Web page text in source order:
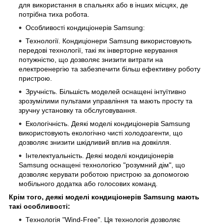
для використання в спальнях або в інших місцях, де
потрібна тиха робота.
Особливості кондиціонерів Samsung:
Технології. Кондиціонери Samsung використовують
передові технології, такі як інверторне керування
потужністю, що дозволяє знизити витрати на
електроенергію та забезпечити більш ефективну роботу
пристрою.
Зручність. Більшість моделей оснащені інтуїтивно
зрозумілими пультами управління та мають просту та
зручну установку та обслуговування.
Екологічність. Деякі моделі кондиціонерів Samsung
використовують екологічно чисті холодоагенти, що
дозволяє знизити шкідливий вплив на довкілля.
Інтелектуальність. Деякі моделі кондиціонерів
Samsung оснащені технологією "розумний дім", що
дозволяє керувати роботою пристрою за допомогою
мобільного додатка або голосових команд.
Крім того, деякі моделі кондиціонерів Samsung мають
такі особливості:
Технологія "Wind-Free". Ця технологія дозволяє